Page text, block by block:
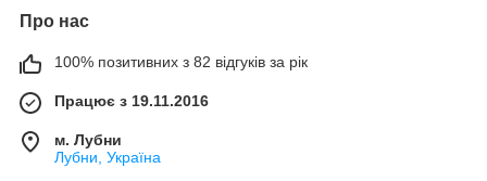
Про нас
100% позитивних з 82 відгуків за рік
Працює з 19.11.2016
м. Лубни
Лубни, Україна